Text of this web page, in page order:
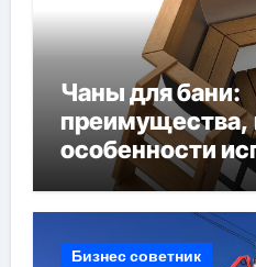
Чаны для бани:
преимущества,
особенности
Бизнес советник